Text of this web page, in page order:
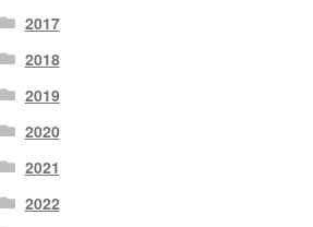
2017
2018
2019
2020
2021
2022